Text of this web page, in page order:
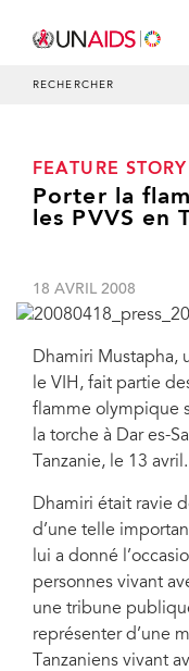
RECHERCHER
FEATURE STORY
Porter la
les PVVS en
18 AVRIL 2008
Dhamiri Mustapha,
le VIH, fait partie
flamme olympique
la torche à Dar es-
Tanzanie, le 13 avril.
Dhamiri était ravie
d’une telle
lui a donné
personnes vivant
une tribune
représenter d’une
Tanzaniens vivant